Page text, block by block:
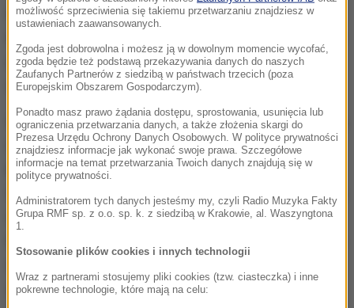
Poczcie Polskiej S.A. za towarzyszenie Janowi
emisje znaczków poświęconych jego osobie i
ważnym wydarzeniom jego posługi.
W kategorii Totus medialny, upamiętniającej bp. Jana
Chrapka, nagrodzono portal internetowy Deon.pl,
który powstał z inicjatywy ojców jezuitów w 2009 r.
W kategorii promocja człowieka, praca charytatywna
i edukacyjno-wychowawcza laureatką została dr
zajęcia edukacyjne dla dzieci i młodzieży.
możliwość sprzeciwienia się takiemu przetwarzaniu znajdziesz w
ustawieniach zaawansowanych.
Zgoda jest dobrowolna i możesz ją w dowolnym momencie wycofać,
zgoda będzie też podstawą przekazywania danych do naszych
Zaufanych Partnerów z siedzibą w państwach trzecich (poza
Europejskim Obszarem Gospodarczym).
Ponadto masz prawo żądania dostępu, sprostowania, usunięcia lub
ograniczenia przetwarzania danych, a także złożenia skargi do
Prezesa Urzędu Ochrony Danych Osobowych. W polityce prywatności
znajdziesz informacje jak wykonać swoje prawa. Szczegółowe
informacje na temat przetwarzania Twoich danych znajdują się w
polityce prywatności.
Administratorem tych danych jesteśmy my, czyli Radio Muzyka Fakty
Grupa RMF sp. z o.o. sp. k. z siedzibą w Krakowie, al. Waszyngtona
1.
Stosowanie plików cookies i innych technologii
Wraz z partnerami stosujemy pliki cookies (tzw. ciasteczka) i inne
pokrewne technologie, które mają na celu: